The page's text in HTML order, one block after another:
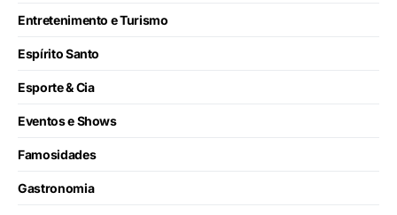
Entretenimento e Turismo
Espírito Santo
Esporte & Cia
Eventos e Shows
Famosidades
Gastronomia